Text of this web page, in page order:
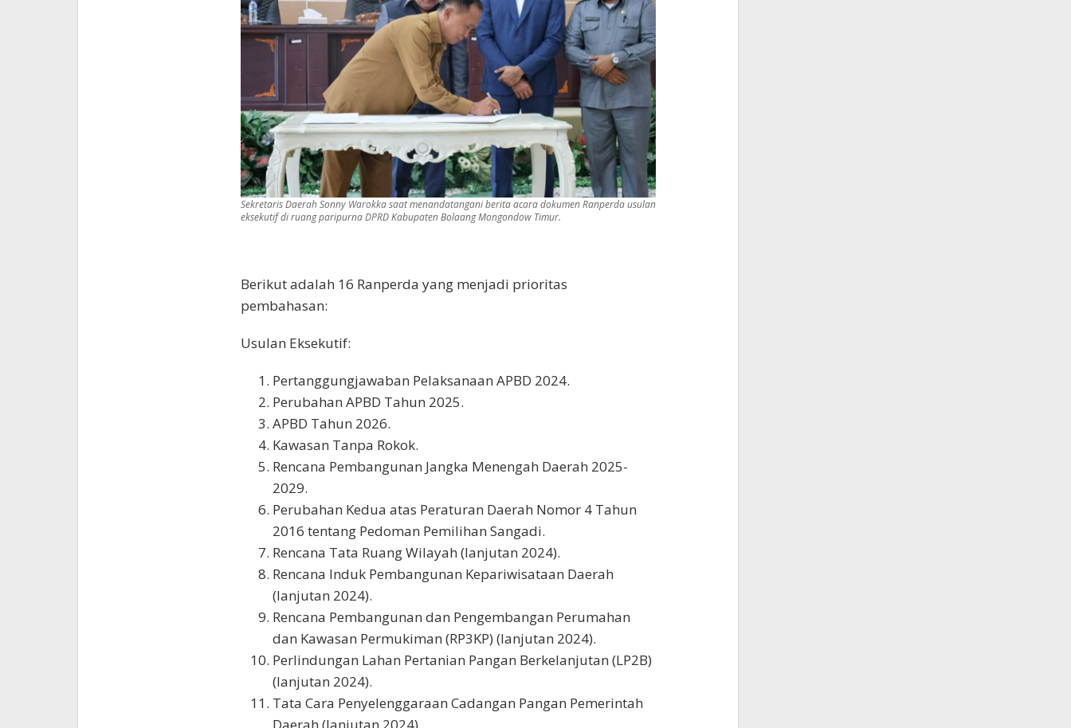
Sekretaris Daerah Sonny Warokka saat menandatangani berita acara dokumen Ranperda usulan
eksekutif di ruang paripurna DPRD Kabupaten Bolaang Mongondow Timur.
Berikut adalah 16 Ranperda yang menjadi prioritas
pembahasan:
Usulan Eksekutif:
Pertanggungjawaban Pelaksanaan APBD 2024.
Perubahan APBD Tahun 2025.
APBD Tahun 2026.
Kawasan Tanpa Rokok.
Rencana Pembangunan Jangka Menengah Daerah 2025-
2029.
Perubahan Kedua atas Peraturan Daerah Nomor 4 Tahun
2016 tentang Pedoman Pemilihan Sangadi.
Rencana Tata Ruang Wilayah (lanjutan 2024).
Rencana Induk Pembangunan Kepariwisataan Daerah
(lanjutan 2024).
Rencana Pembangunan dan Pengembangan Perumahan
dan Kawasan Permukiman (RP3KP) (lanjutan 2024).
Perlindungan Lahan Pertanian Pangan Berkelanjutan (LP2B)
(lanjutan 2024).
Tata Cara Penyelenggaraan Cadangan Pangan Pemerintah
Daerah (lanjutan 2024).